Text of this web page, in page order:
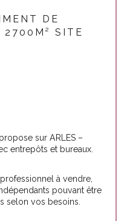
DE
2700M² SITE
sur ARLES –
entrepôts et bureaux.
à vendre,
pouvant être
selon vos besoins.